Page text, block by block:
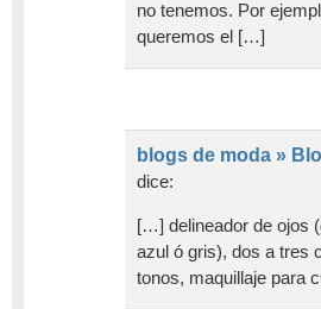
no tenemos. Por
queremos el […]
blogs de moda »
dice:
[…] delineador de ojos
azul ó gris), dos a tres
tonos, maquillaje para